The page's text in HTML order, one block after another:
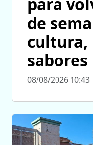
de
cultura,
sabores
08/08/2026 10:43